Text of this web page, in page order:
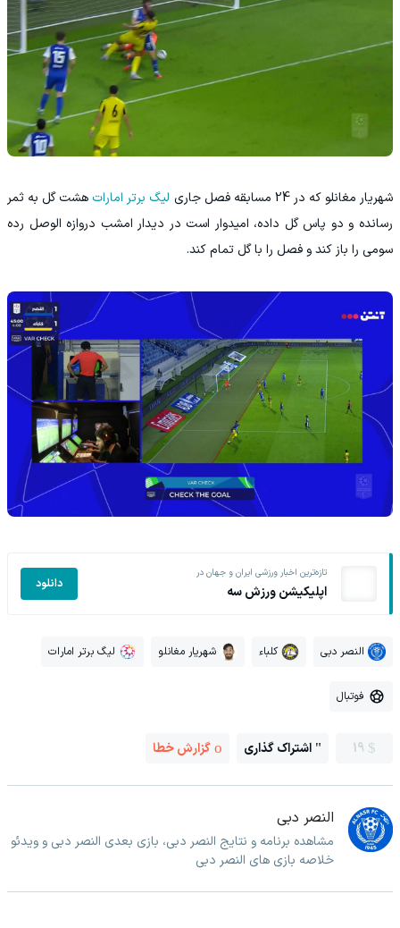
شهریار مغانلو که در 24 مسابقه فصل جاری لیگ برتر امارات هشت گل به ثمر
رسانده و دو پاس گل داده، امیدوار است در دیدار امشب دروازه الوصل رده
سومی را باز کند و فصل را با گل تمام کند.
تازه‌ترین اخبار ورزشی ایران و جهان در
اپلیکیشن ورزش سه دانلود
النصر دبی کلباء شهریار مغانلو لیگ برتر امارات
فوتبال
19 اشتراک گذاری گزارش خطا
النصر دبی
مشاهده برنامه و نتایج النصر دبی، بازی بعدی النصر دبی و ویدئو
خلاصه بازی های النصر دبی